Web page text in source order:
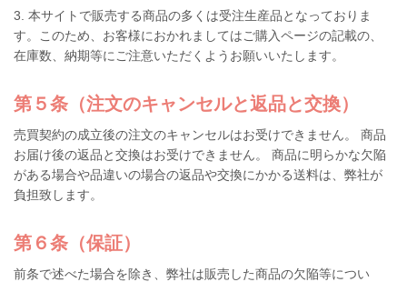
3. 本サイトで販売する商品の多くは受注生産品となっておりま
す。このため、お客様におかれましてはご購入ページの記載の、
在庫数、納期等にご注意いただくようお願いいたします。
第５条（注文のキャンセルと返品と交換）
売買契約の成立後の注文のキャンセルはお受けできません。 商品
お届け後の返品と交換はお受けできません。 商品に明らかな欠陥
がある場合や品違いの場合の返品や交換にかかる送料は、弊社が
負担致します。
第６条（保証）
前条で述べた場合を除き、弊社は販売した商品の欠陥等につい